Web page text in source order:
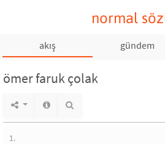
normal
akış gündem
ömer faruk çolak
1.